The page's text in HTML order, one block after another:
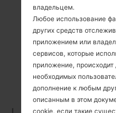
владельцем.
Любое использование
других средств
приложением или
сервисов, которые
приложение,
необходимых
дополнение к любым
описанным в этом
cookie, если такие